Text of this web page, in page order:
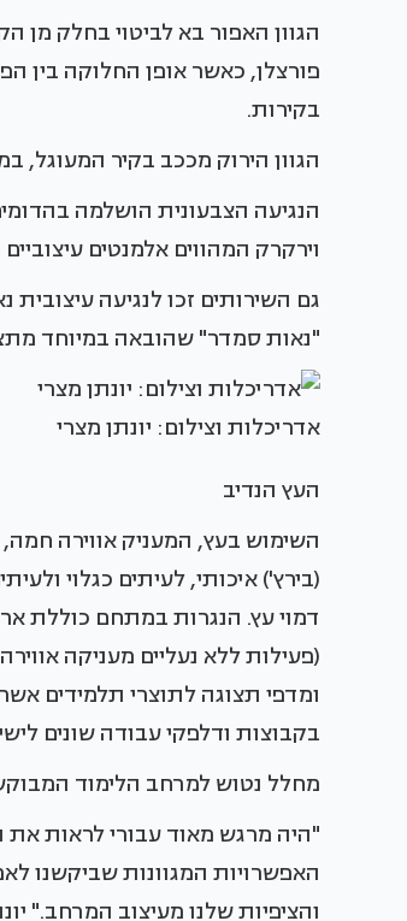
הגוון האפור בא לביטוי בחלק מן
פורצלן, כאשר אופן החלוקה בין
בקירות.
הגוון הירוק מככב בקיר המעוגל,
הנגיעה הצבעונית הושלמה
וירקרק המהווים אלמנטים
גם השירותים זכו לנגיעה
"נאות סמדר" שהובאה במיוחד
אדריכלות וצילום: יונתן מצרי
העץ הנדיב
השימוש בעץ, המעניק אווירה
(בירץ') איכותי, לעיתים כגלוי
דמוי עץ. הנגרות במתחם כוללת
(פעילות ללא נעליים מעניקה
ומדפי תצוגה לתוצרי תלמידים
בקבוצות ודלפקי עבודה שונים
מחלל נטוש למרחב הלימוד
"היה מרגש מאוד עבורי לראות
האפשרויות המגוונות שביקשנו
והציפיות שלנו מעיצוב המרחב."